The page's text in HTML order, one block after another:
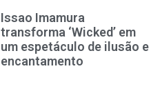
Issao Imamura
transforma ‘Wicked’ em
um espetáculo de ilusão e
encantamento